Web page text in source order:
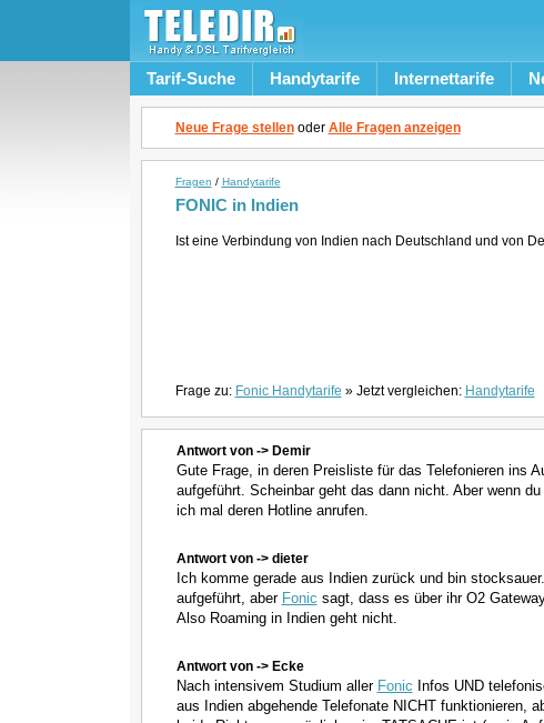
Tarif-Suche Handytarife Internettarife
Neue Frage stellenoder Alle Fragen anzeigen
Fragen / Handytarife
FONIC in Indien
Ist eine Verbindung von Indien nach Deutschland und von
Frage zu: Fonic Handytarife » Jetzt vergleichen: Handytarife
Antwort von -> Demir
Gute Frage, in deren Preisliste für das Telefonieren ins
aufgeführt. Scheinbar geht das dann nicht. Aber wenn
ich mal deren Hotline anrufen.
Antwort von -> dieter
Ich komme gerade aus Indien zurück und bin
aufgeführt, aber Fonic sagt, dass es über ihr O2
Also Roaming in Indien geht nicht.
Antwort von -> Ecke
Nach intensivem Studium aller Fonic Infos UND
aus Indien abgehende Telefonate NICHT funktionieren,